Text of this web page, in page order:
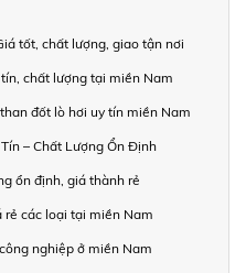
tốt, chất lượng, giao tận nơi
chất lượng tại miền Nam
đốt lò hơi uy tín miền Nam
– Chất Lượng Ổn Định
ổn định, giá thành rẻ
rẻ các loại tại miền Nam
nghiệp ở miền Nam